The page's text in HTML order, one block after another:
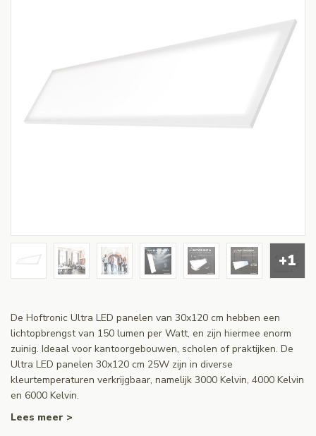
+1
De Hoftronic Ultra LED panelen van 30x120 cm hebben een
lichtopbrengst van 150 lumen per Watt, en zijn hiermee enorm
zuinig. Ideaal voor kantoorgebouwen, scholen of praktijken. De
Ultra LED panelen 30x120 cm 25W zijn in diverse
kleurtemperaturen verkrijgbaar, namelijk 3000 Kelvin, 4000 Kelvin
en 6000 Kelvin.
Lees meer >